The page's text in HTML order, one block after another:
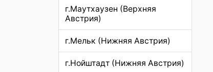
г.Маутхаузен (Верхняя
Австрия)
г.Мельк (Нижняя Австрия)
г.Нойштадт (Нижняя Австрия)